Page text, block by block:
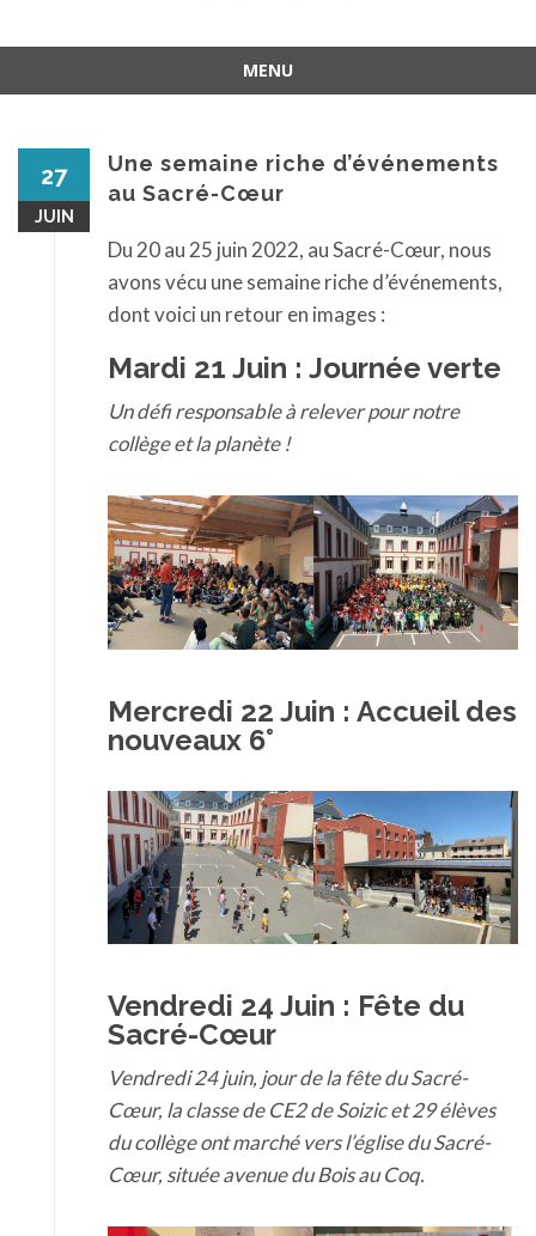
MENU
27
JUIN
Une semaine riche d’événements
au Sacré-Cœur
Du 20 au 25 juin 2022, au Sacré-Cœur, nous
avons vécu une semaine riche d’événements,
dont voici un retour en images :
Mardi 21 Juin : Journée verte
Un défi responsable à relever pour notre
collège et la planète !
Mercredi 22 Juin : Accueil des
nouveaux 6°
Vendredi 24 Juin : Fête du
Sacré-Cœur
Vendredi 24 juin, jour de la fête du Sacré-
Cœur, la classe de CE2 de Soizic et 29 élèves
du collège ont marché vers l’église du Sacré-
Cœur, située avenue du Bois au Coq.